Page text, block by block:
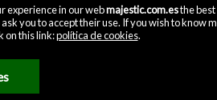
experience in our webmajestic.com.esthe best
you to accept their use. If you wish to know
on this link:política de cookies.